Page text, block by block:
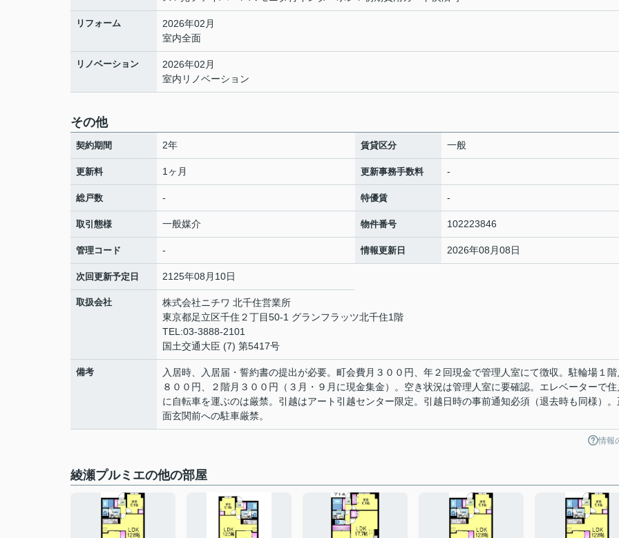
リフォーム
2026年02月
室内全面
リノベーション
2026年02月
室内リノベーション
その他
契約期間 2年 賃貸区分 一般
更新料 1ヶ月 更新事務手数料 -
総戸数 - 特優賃 -
取引態様 一般媒介 物件番号 102223846
管理コード - 情報更新日 2026年08月08日
次回更新予定日 2125年08月10日
取扱会社
株式会社ニチワ 北千住営業所
東京都足立区千住２丁目50-1 グランフラッツ北千住1階
TEL:03-3888-2101
国土交通大臣 (7) 第5417号
備考
入居時、入居届・誓約書の提出が必要。町会費月３００円、年２回現金で管理人室にて徴収。駐輪場１階
８００円、２階月３００円（３月・９月に現金集金）。空き状況は管理人室に要確認。エレベーターで住
に自転車を運ぶのは厳禁。引越はアート引越センター限定。引越日時の事前通知必須（退去時も同様）。
面玄関前への駐車厳禁。
情報
綾瀬プルミエの他の部屋